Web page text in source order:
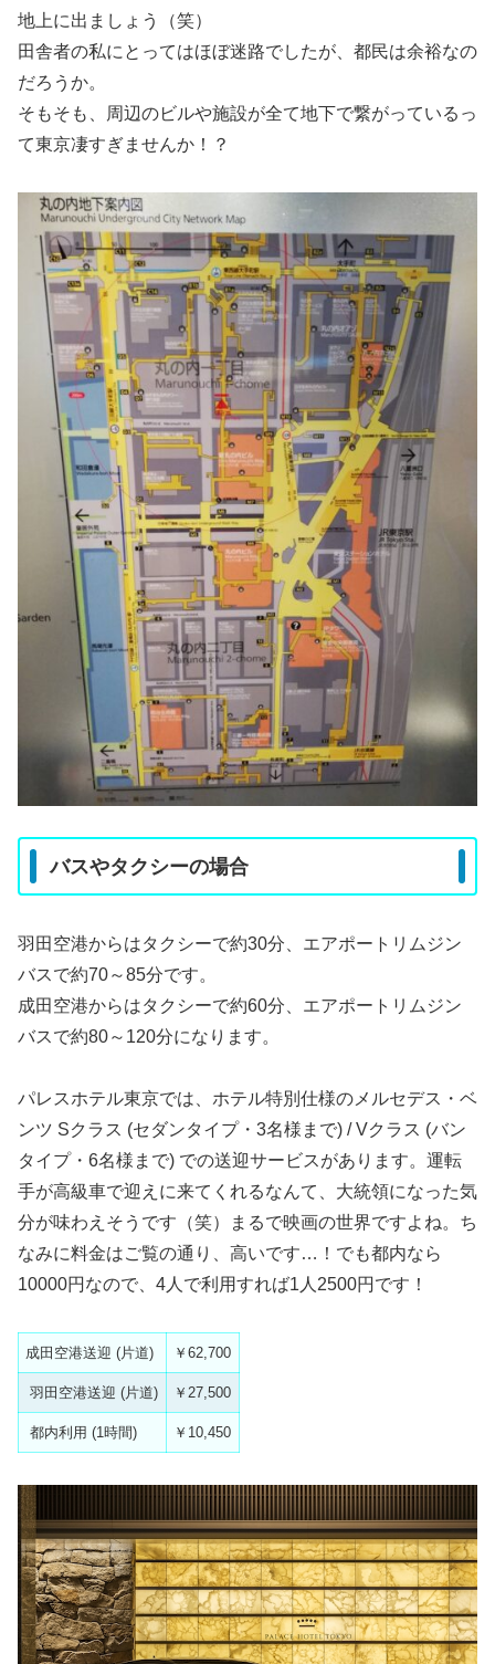
地上に出ましょう（笑）
田舎者の私にとってはほぼ迷路でしたが、都民は余裕なの
だろうか。
そもそも、周辺のビルや施設が全て地下で繋がっているっ
て東京凄すぎませんか！？
バスやタクシーの場合
羽田空港からはタクシーで約30分、エアポートリムジン
バスで約70～85分です。
成田空港からはタクシーで約60分、エアポートリムジン
バスで約80～120分になります。
パレスホテル東京では、ホテル特別仕様のメルセデス・ベ
ンツ Sクラス (セダンタイプ・3名様まで) / Vクラス (バン
タイプ・6名様まで) での送迎サービスがあります。運転
手が高級車で迎えに来てくれるなんて、大統領になった気
分が味わえそうです（笑）まるで映画の世界ですよね。ち
なみに料金はご覧の通り、高いです…！でも都内なら
10000円なので、4人で利用すれば1人2500円です！
成田空港送迎 (片道) ￥62,700
羽田空港送迎 (片道) ￥27,500
都内利用 (1時間) ￥10,450